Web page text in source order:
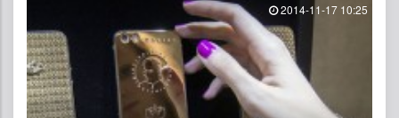
2014-11-17 10:25